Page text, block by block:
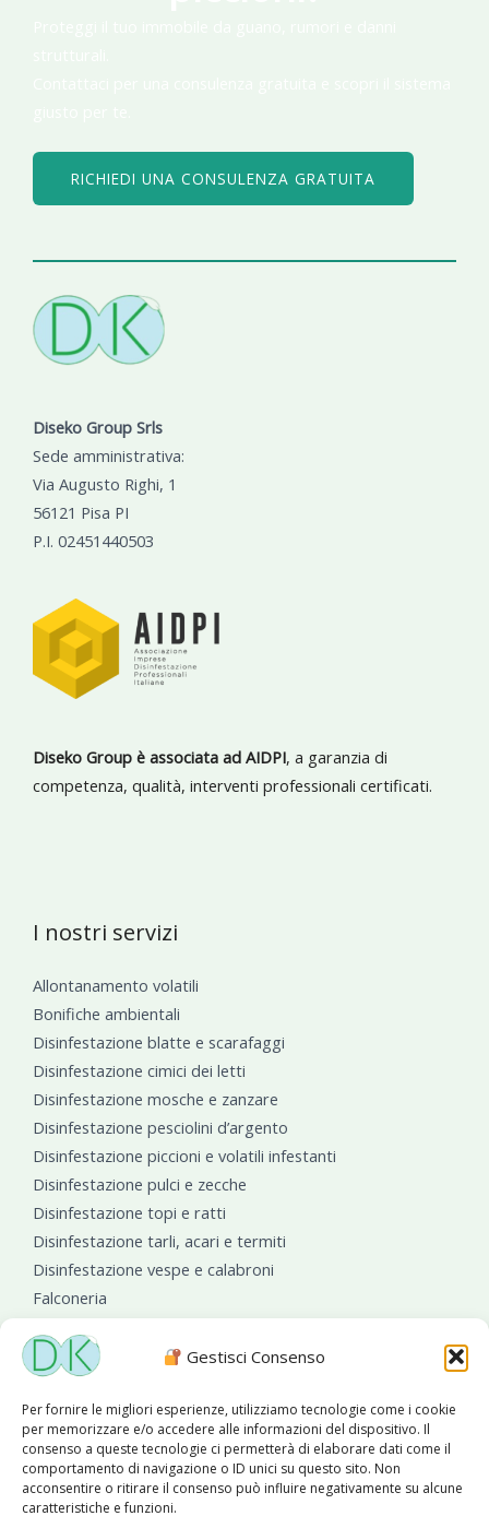
Gestisci Consenso
Per fornire le migliori esperienze, utilizziamo tecnologie come i cookie
per memorizzare e/o accedere alle informazioni del dispositivo. Il
consenso a queste tecnologie ci permetterà di elaborare dati come il
comportamento di navigazione o ID unici su questo sito. Non
acconsentire o ritirare il consenso può influire negativamente su alcune
caratteristiche e funzioni.
RICHIEDI UNA CONSULENZA GRATUITA
Diseko Group Srls
Sede amministrativa:
Via Augusto Righi, 1
56121 Pisa PI
P.I. 02451440503
Diseko Group è associata ad AIDPI, a garanzia di
competenza, qualità, interventi professionali certificati.
I nostri servizi
Allontanamento volatili
Bonifiche ambientali
Disinfestazione blatte e scarafaggi
Disinfestazione cimici dei letti
Disinfestazione mosche e zanzare
Disinfestazione pesciolini d’argento
Disinfestazione piccioni e volatili infestanti
Disinfestazione pulci e zecche
Disinfestazione topi e ratti
Disinfestazione tarli, acari e termiti
Disinfestazione vespe e calabroni
Falconeria
Sanificazioni ambientali